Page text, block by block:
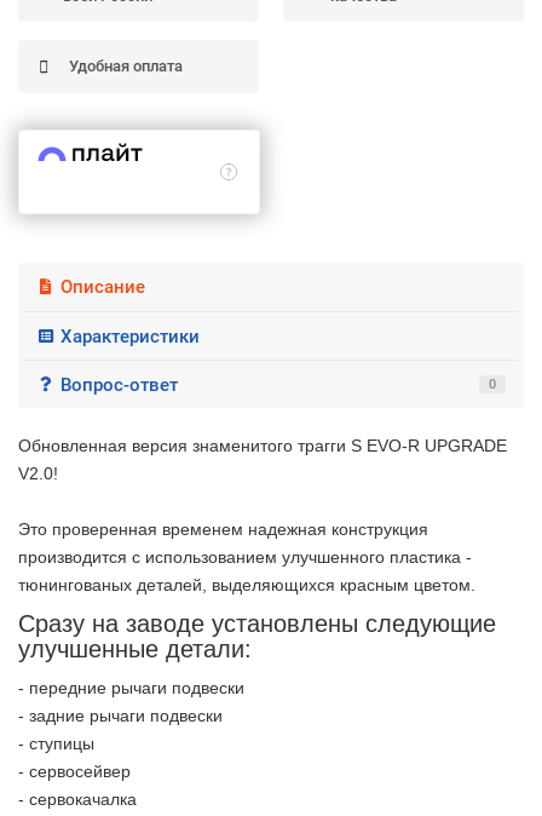
Удобная оплата
Описание
Характеристики
Вопрос-ответ 0
Обновленная версия знаменитого трагги S EVO-R UPGRADE
V2.0!
Это проверенная временем надежная конструкция
производится с использованием улучшенного пластика -
тюнингованых деталей, выделяющихся красным цветом.
Сразу на заводе установлены следующие
улучшенные детали:
- передние рычаги подвески
- задние рычаги подвески
- ступицы
- сервосейвер
- сервокачалка